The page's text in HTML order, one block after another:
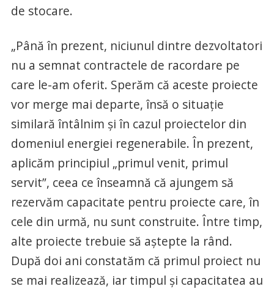
de stocare.
„Până în prezent, niciunul dintre dezvoltatori
nu a semnat contractele de racordare pe
care le-am oferit. Sperăm că aceste proiecte
vor merge mai departe, însă o situaţie
similară întâlnim şi în cazul proiectelor din
domeniul energiei regenerabile. În prezent,
aplicăm principiul „primul venit, primul
servit”, ceea ce înseamnă că ajungem să
rezervăm capacitate pentru proiecte care, în
cele din urmă, nu sunt construite. Între timp,
alte proiecte trebuie să aştepte la rând.
După doi ani constatăm că primul proiect nu
se mai realizează, iar timpul şi capacitatea au